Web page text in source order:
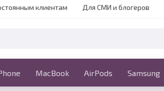
клиентам Для СМИ и блогеров
MacBook AirPods Samsung
iPhone MacBook Ещё